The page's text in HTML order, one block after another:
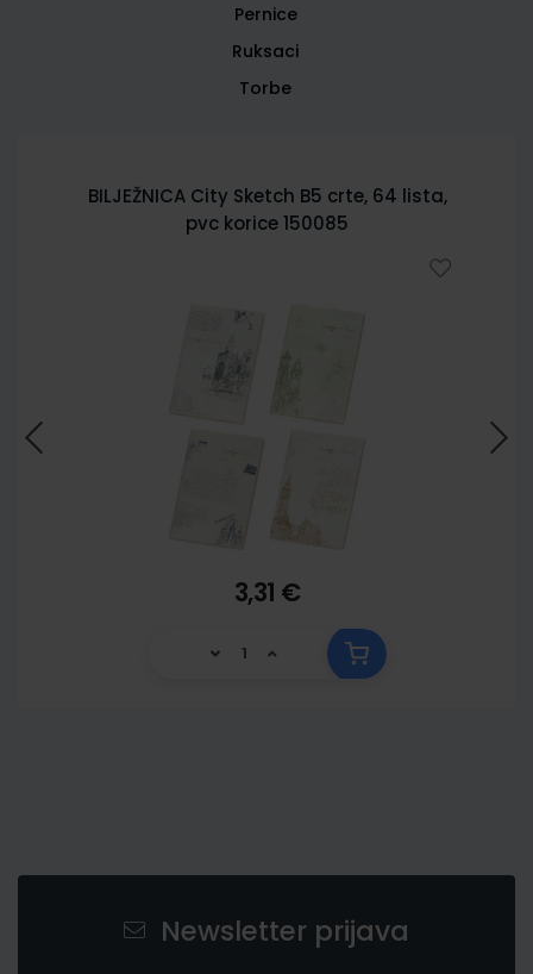
Pernice
Ruksaci
Torbe
BILJEŽNICA City Sketch B5 crte, 64 lista,
pvc korice 150085
3,31 €
Newsletter prijava